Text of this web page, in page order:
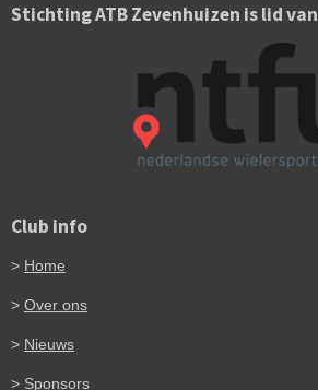
Stichting ATB Zevenhuizen is lid van
Club info
> Home
> Over ons
> Nieuws
> Sponsors